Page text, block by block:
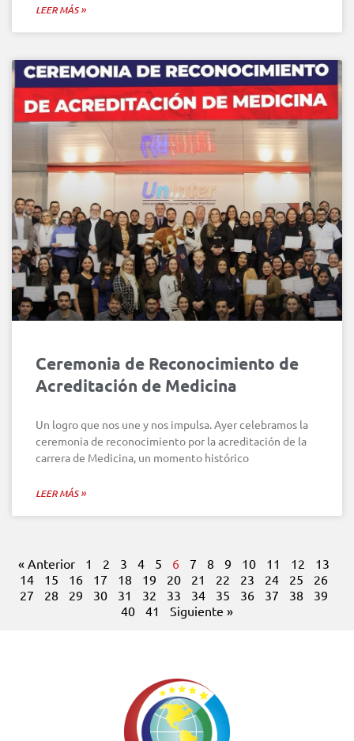
LEER MÁS »
Ceremonia de Reconocimiento de
Acreditación de Medicina
Un logro que nos une y nos impulsa. Ayer celebramos la
ceremonia de reconocimiento por la acreditación de la
carrera de Medicina, un momento histórico
LEER MÁS »
« Anterior 1 2 3 4 5 6 7 8 9 10 11 12
13
14
15 16 17 18 19 20 21 22 23 24 25
26
27
28 29 30 31 32 33 34 35 36 37 38
39
40
41 Siguiente »